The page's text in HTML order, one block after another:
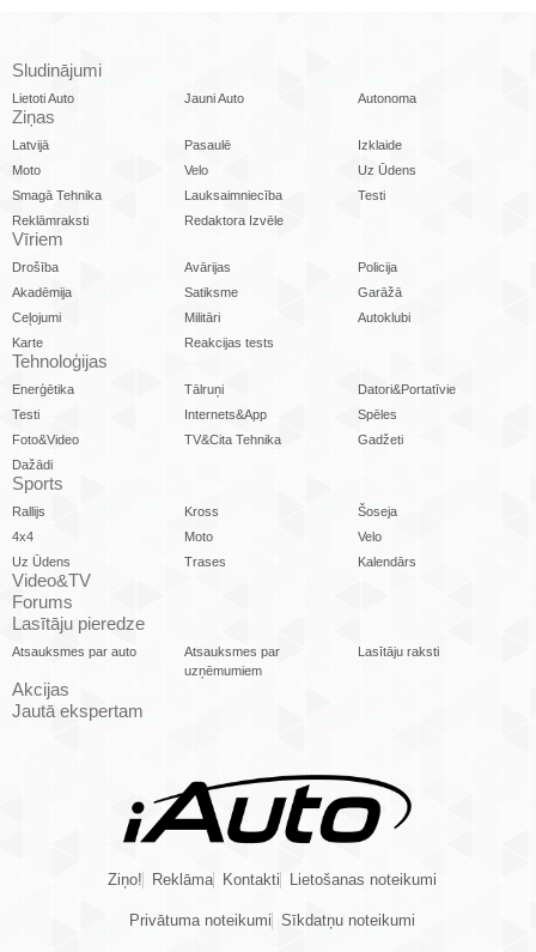
Sludinājumi
Lietoti Auto Jauni Auto Autonoma
Ziņas
Latvijā Pasaulē
Izklaide
Moto
Velo
Uz Ūdens
Smagā Tehnika
Lauksaimniecība
Testi
Reklāmraksti
Redaktora Izvēle
Vīriem
Drošība Avārijas
Policija
Akadēmija
Satiksme
Garāžā
Ceļojumi
Militāri
Autoklubi
Karte
Reakcijas tests
Tehnoloģijas
Enerģētika Tālruņi
Datori&Portatīvie
Testi
Internets&App
Spēles
Foto&Video
TV&Cita Tehnika
Gadžeti
Dažādi
Sports
Rallijs Kross
Šoseja
4x4
Moto
Velo
Uz Ūdens
Trases Kalendārs
Video&TV
Forums
Lasītāju pieredze
Atsauksmes par auto
Atsauksmes par
uzņēmumiem
Lasītāju raksti
Akcijas
Jautā ekspertam
Ziņo! Reklāma Kontakti Lietošanas noteikumi
Privātuma noteikumi Sīkdatņu noteikumi